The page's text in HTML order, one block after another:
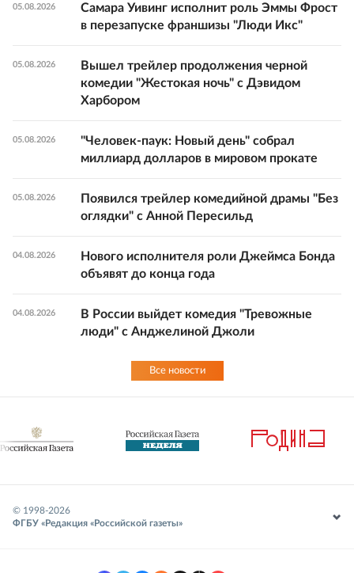
05.08.2026
Самара Уивинг исполнит роль Эммы Фрост
в перезапуске франшизы "Люди Икс"
05.08.2026
Вышел трейлер продолжения черной
комедии "Жестокая ночь" с Дэвидом
Харбором
05.08.2026
"Человек-паук: Новый день" собрал
миллиард долларов в мировом прокате
05.08.2026
Появился трейлер комедийной драмы "Без
оглядки" с Анной Пересильд
04.08.2026
Нового исполнителя роли Джеймса Бонда
объявят до конца года
04.08.2026
В России выйдет комедия "Тревожные
люди" с Анджелиной Джоли
Все новости
© 1998-2026
ФГБУ «Редакция «Российской газеты»